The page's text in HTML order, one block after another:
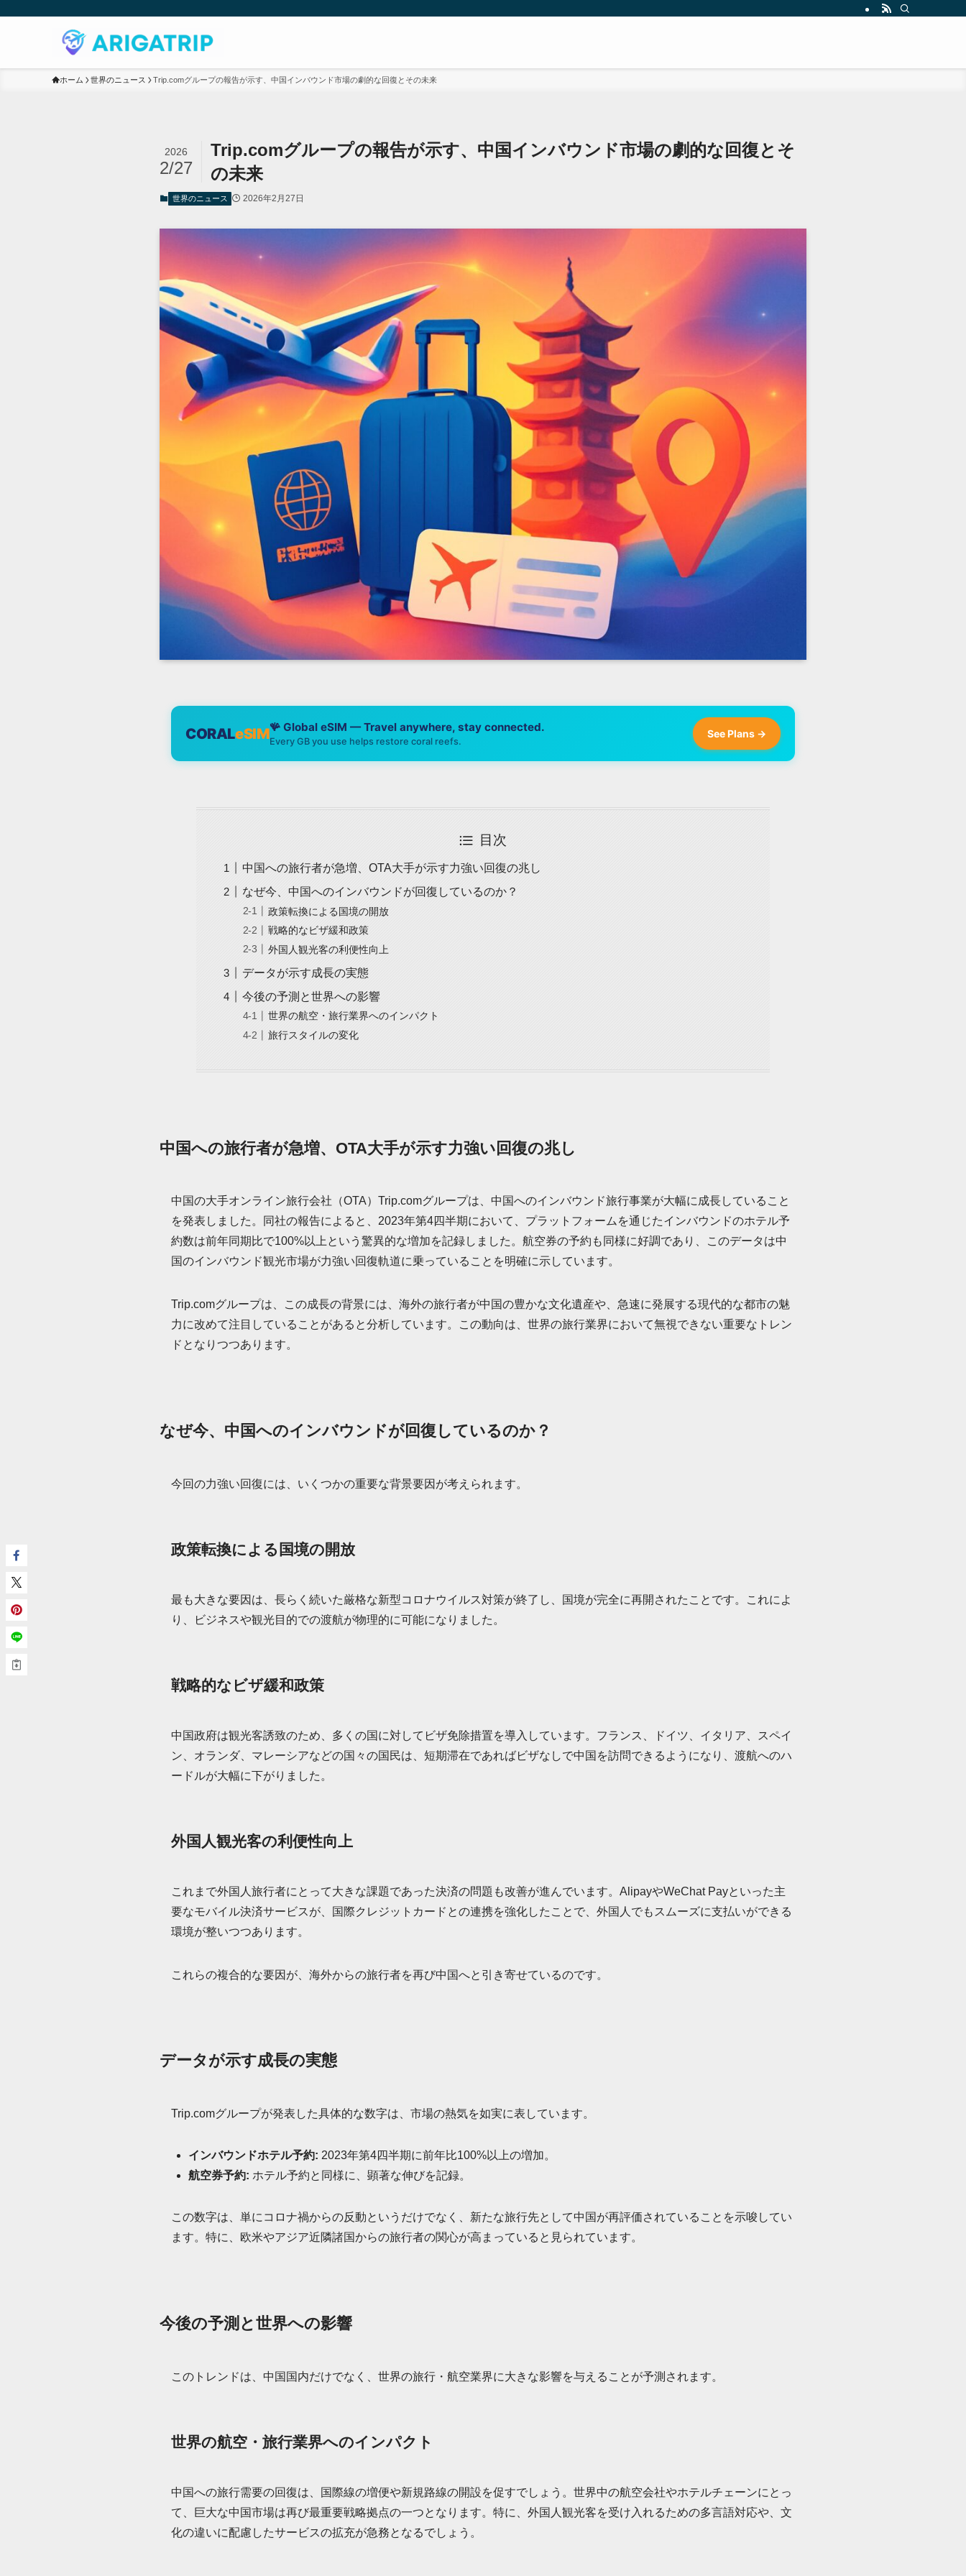
ホーム 世界のニュース Trip.comグループの報告が示す、中国インバウンド市場の劇的な回復とその未来
Trip.comグループの報告が示す、中国インバウンド市場の劇的な回復とそ
の未来
2026
2/27
世界のニュース 2026年2月27日
CORALeSIM🪸 Global eSIM — Travel anywhere, stay connected.
Every GB you use helps restore coral reefs.
See Plans →
目次
中国への旅行者が急増、OTA大手が示す力強い回復の兆し
なぜ今、中国へのインバウンドが回復しているのか？
政策転換による国境の開放
戦略的なビザ緩和政策
外国人観光客の利便性向上
データが示す成長の実態
今後の予測と世界への影響
世界の航空・旅行業界へのインパクト
旅行スタイルの変化
中国への旅行者が急増、OTA大手が示す力強い回復の兆し
中国の大手オンライン旅行会社（OTA）Trip.comグループは、中国へのインバウンド旅行事業が大幅に成長していること
を発表しました。同社の報告によると、2023年第4四半期において、プラットフォームを通じたインバウンドのホテル予
約数は前年同期比で100%以上という驚異的な増加を記録しました。航空券の予約も同様に好調であり、このデータは中
国のインバウンド観光市場が力強い回復軌道に乗っていることを明確に示しています。
Trip.comグループは、この成長の背景には、海外の旅行者が中国の豊かな文化遺産や、急速に発展する現代的な都市の魅
力に改めて注目していることがあると分析しています。この動向は、世界の旅行業界において無視できない重要なトレン
ドとなりつつあります。
なぜ今、中国へのインバウンドが回復しているのか？
今回の力強い回復には、いくつかの重要な背景要因が考えられます。
政策転換による国境の開放
最も大きな要因は、長らく続いた厳格な新型コロナウイルス対策が終了し、国境が完全に再開されたことです。これによ
り、ビジネスや観光目的での渡航が物理的に可能になりました。
戦略的なビザ緩和政策
中国政府は観光客誘致のため、多くの国に対してビザ免除措置を導入しています。フランス、ドイツ、イタリア、スペイ
ン、オランダ、マレーシアなどの国々の国民は、短期滞在であればビザなしで中国を訪問できるようになり、渡航へのハ
ードルが大幅に下がりました。
外国人観光客の利便性向上
これまで外国人旅行者にとって大きな課題であった決済の問題も改善が進んでいます。AlipayやWeChat Payといった主
要なモバイル決済サービスが、国際クレジットカードとの連携を強化したことで、外国人でもスムーズに支払いができる
環境が整いつつあります。
これらの複合的な要因が、海外からの旅行者を再び中国へと引き寄せているのです。
データが示す成長の実態
Trip.comグループが発表した具体的な数字は、市場の熱気を如実に表しています。
インバウンドホテル予約: 2023年第4四半期に前年比100%以上の増加。
航空券予約: ホテル予約と同様に、顕著な伸びを記録。
この数字は、単にコロナ禍からの反動というだけでなく、新たな旅行先として中国が再評価されていることを示唆してい
ます。特に、欧米やアジア近隣諸国からの旅行者の関心が高まっていると見られています。
今後の予測と世界への影響
このトレンドは、中国国内だけでなく、世界の旅行・航空業界に大きな影響を与えることが予測されます。
世界の航空・旅行業界へのインパクト
中国への旅行需要の回復は、国際線の増便や新規路線の開設を促すでしょう。世界中の航空会社やホテルチェーンにとっ
て、巨大な中国市場は再び最重要戦略拠点の一つとなります。特に、外国人観光客を受け入れるための多言語対応や、文
化の違いに配慮したサービスの拡充が急務となるでしょう。